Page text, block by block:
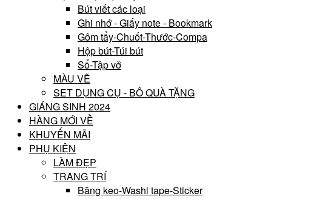
Bút viết các loại
Ghi nhớ - Giấy note - Bookmark
Gôm tẩy-Chuốt-Thước-Compa
Hộp bút-Túi bút
Sổ-Tập vở
MÀU VẼ
SET DỤNG CỤ - BÔ QUÀ TẶNG
GIÁNG SINH 2024
HÀNG MỚI VỀ
KHUYẾN MÃI
PHỤ KIỆN
LÀM ĐẸP
TRANG TRÍ
Băng keo-Washi tape-Sticker